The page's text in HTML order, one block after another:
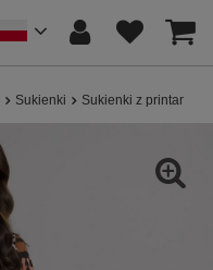
Sukienki Sukienki z printami